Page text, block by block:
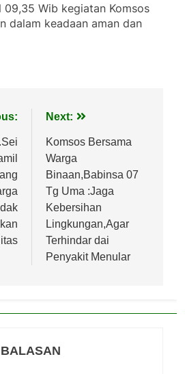
09,35 Wib kegiatan Komsos
dalam keadaan aman dan
Next:
Komsos Bersama
Warga
Binaan,Babinsa 07
Tg Uma :Jaga
Kebersihan
Lingkungan,Agar
Terhindar dai
Penyakit Menular